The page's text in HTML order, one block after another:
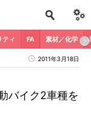
ティ FA 素材／化学
2011年3月18日
バイク2車種を